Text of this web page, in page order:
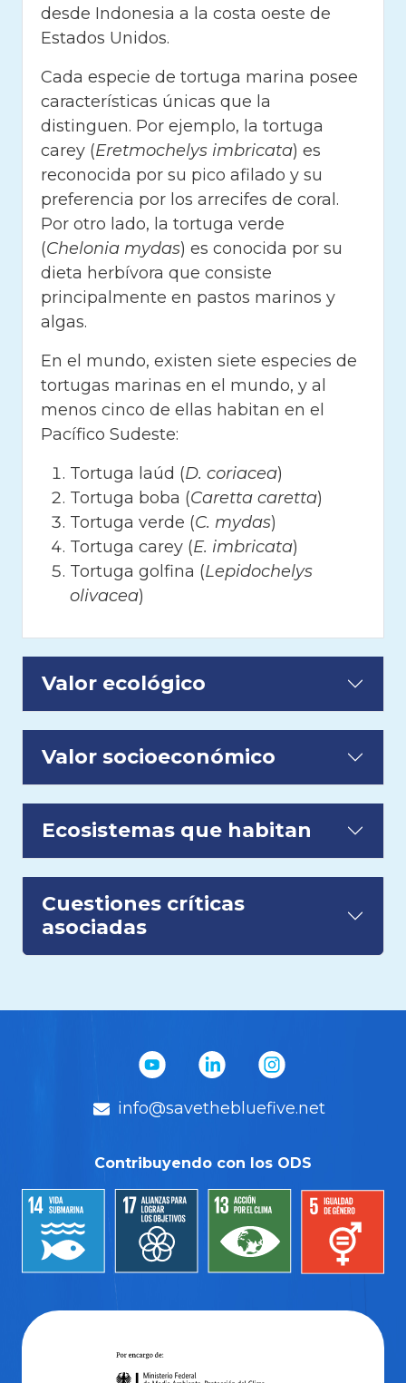
desde Indonesia a la costa oeste de
Estados Unidos.
Cada especie de tortuga marina posee
características únicas que la
distinguen. Por ejemplo, la tortuga
carey (Eretmochelys imbricata) es
reconocida por su pico afilado y su
preferencia por los arrecifes de coral.
Por otro lado, la tortuga verde
(Chelonia mydas) es conocida por su
dieta herbívora que consiste
principalmente en pastos marinos y
algas.
En el mundo, existen siete especies de
tortugas marinas en el mundo, y al
menos cinco de ellas habitan en el
Pacífico Sudeste:
Tortuga laúd (D. coriacea)
Tortuga boba (Caretta caretta)
Tortuga verde (C. mydas)
Tortuga carey (E. imbricata)
Tortuga golfina (Lepidochelys
olivacea)
Valor ecológico
Valor socioeconómico
Ecosistemas que habitan
Cuestiones críticas
asociadas
info@savethebluefive.net
Contribuyendo con los ODS